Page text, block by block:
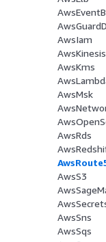
AwsIam
AwsKinesis
AwsKms
AwsMsk
AwsRds
AwsS3
AwsSns
AwsSqs